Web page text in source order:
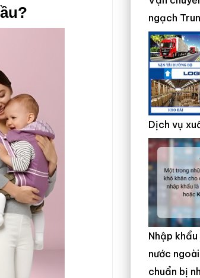
ngạch
Dịch vụ
Nhập
nước
chuẩn bị